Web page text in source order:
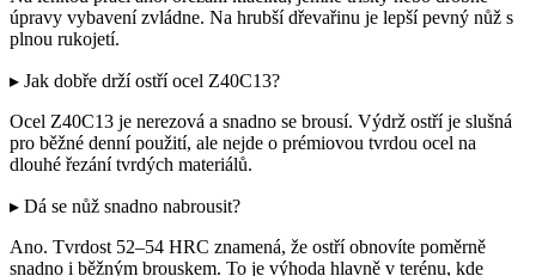
úpravy vybavení zvládne. Na hrubší dřevařinu je lepší pevný nůž s
plnou rukojetí.
▸ Jak dobře drží ostří ocel Z40C13?
Ocel Z40C13 je nerezová a snadno se brousí. Výdrž ostří je slušná
pro běžné denní použití, ale nejde o prémiovou tvrdou ocel na
dlouhé řezání tvrdých materiálů.
▸ Dá se nůž snadno nabrousit?
Ano. Tvrdost 52–54 HRC znamená, že ostří obnovíte poměrně
snadno i běžným brouskem. To je výhoda hlavně v terénu, kde